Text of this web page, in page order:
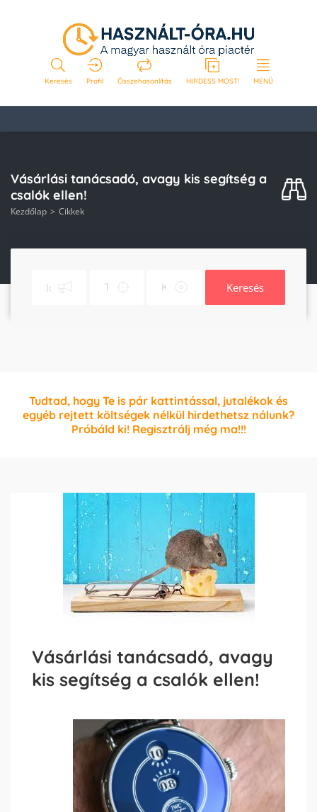
Keresés Profil Összehasonlítás HIRDESS MOST! MENÜ
Vásárlási tanácsadó, avagy kis segítség a
csalók ellen!
Kezdőlap Cikkek
Keresés
Tudtad, hogy Te is pár kattintással, jutalékok és
egyéb rejtett költségek nélkül hirdethetsz nálunk?
Próbáld ki! Regisztrálj még ma!!!
Vásárlási tanácsadó, avagy
kis segítség a csalók ellen!